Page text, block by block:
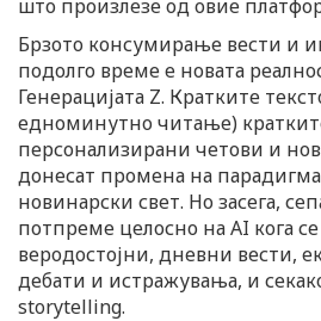
што произлезе од овие
Брзото консумирање вести и
подолго време е новата
Генерацијата Z. Кратките
едноминутно читање)
персонализирани четови и
донесат промена на
новинарски свет. Но засега,
потпреме целосно на AI кога
веродостојни, дневни вести,
дебати и истражувања, и
storytelling.